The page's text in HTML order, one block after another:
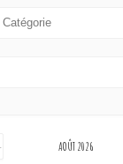
AOÛT 2026